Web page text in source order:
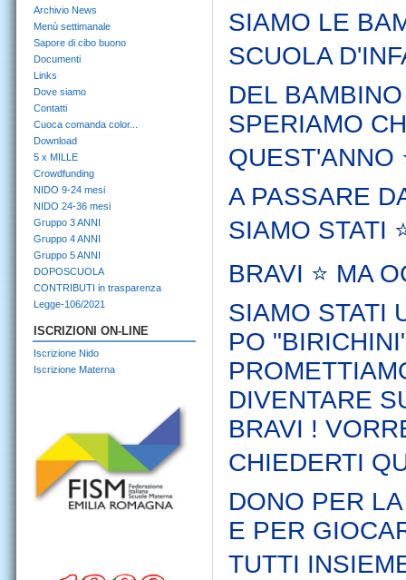
SIAMO LE
SCUOLA
DEL
SPERIAMO
QUEST'ANNO
A PASSARE
SIAMO STATI
BRAVI ⭐️ MA
SIAMO STATI
PO
DIVENTARE
BRAVI !
CHIEDERTI
DONO PER
E PER
TUTTI
Archivio News
Menù settimanale
Sapore di cibo buono
Documenti
Links
Dove siamo
Contatti
Cuoca comanda color...
Download
5 x MILLE
Crowdfunding
NIDO 9-24 mesi
NIDO 24-36 mesi
Gruppo 3 ANNI
Gruppo 4 ANNI
Gruppo 5 ANNI
DOPOSCUOLA
CONTRIBUTI in trasparenza
Legge-106/2021
ISCRIZIONI ON-LINE
Iscrizione Nido
Iscrizione Materna